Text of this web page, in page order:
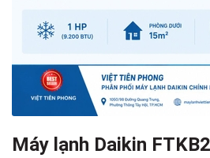
Máy lạnh Daikin